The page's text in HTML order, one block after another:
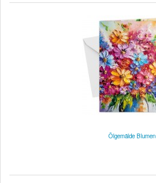
Ölgemälde Blumen